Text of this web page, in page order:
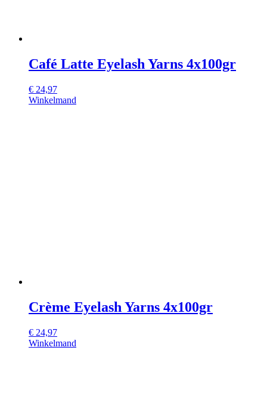
Café Latte Eyelash Yarns 4x100gr
€ 24,97
Winkelmand
Crème Eyelash Yarns 4x100gr
€ 24,97
Winkelmand